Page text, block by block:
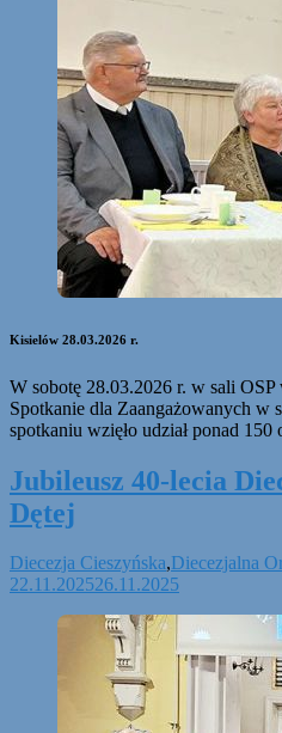
Kisielów 28.03.2026 r.
W sobotę 28.03.2026 r. w sali
Spotkanie dla Zaangażowanych w
spotkaniu wzięło udział ponad 150
Jubileusz 40-lecia
Dętej
Diecezja Cieszyńska,Diecezjalna
22.11.202526.11.2025